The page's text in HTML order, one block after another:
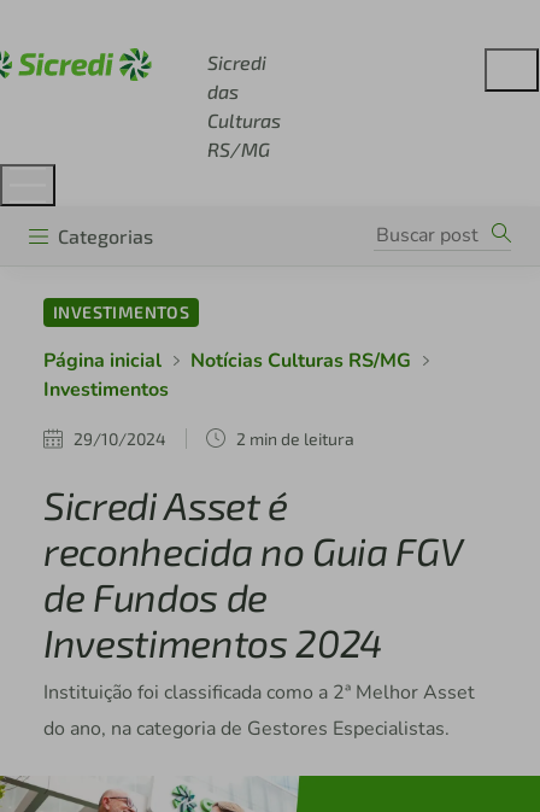
Sicredi
das
Culturas
RS/MG
Categorias
INVESTIMENTOS
Página inicial
Notícias Culturas RS/MG
Investimentos
29/10/2024 2 min de leitura
Sicredi Asset é
reconhecida no Guia FGV
de Fundos de
Investimentos 2024
Instituição foi classificada como a 2ª Melhor Asset
do ano, na categoria de Gestores Especialistas.